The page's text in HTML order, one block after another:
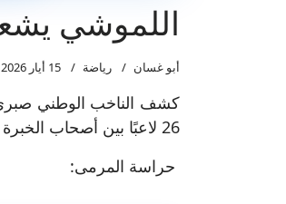
اللموشي
أبو غسان رياضة 15 أيار 2026
كشف الناخب الوطني صبري
26 لاعبًا بين أصحاب الخبرة والعناصر الشابة الطامحة للتألق على الساحة العالمية.
حراسة المرمى: